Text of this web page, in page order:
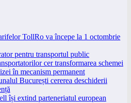
TollRo va începe la 1 octombrie
pentru transportul public
cer transformarea schemei
în mecanism permanent
București cererea deschiderii
își extind parteneriatul european